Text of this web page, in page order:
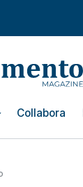
Collabora